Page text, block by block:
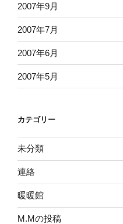
2007年9月
2007年7月
2007年6月
2007年5月
カテゴリー
未分類
連絡
暖暖館
M.Mの投稿